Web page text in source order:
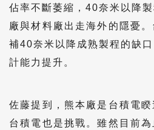
佔率不斷萎縮，40奈米以降
廠與材料廠出走海外的隱憂
補40奈米以降成熟製程的缺
計能力提升。
佐藤提到，熊本廠是台積電
台積電也是挑戰。雖然目前